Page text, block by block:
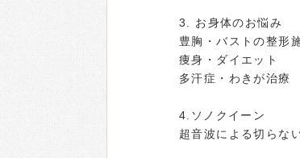
3. お身体のお悩み
豊胸・バストの整形
痩身・ダイエット
多汗症・わきが治療
4.ソノクイーン
超音波による切らな